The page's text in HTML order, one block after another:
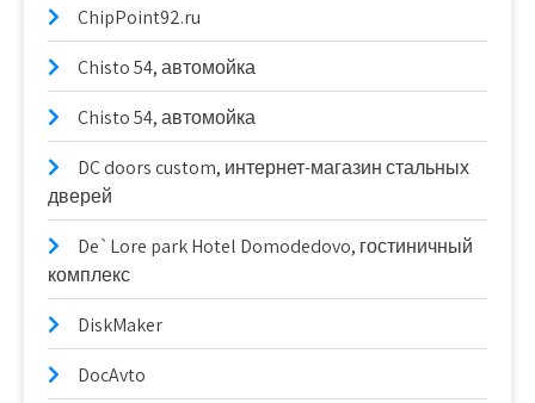
ChipPoint92.ru
Chisto 54, автомойка
Chisto 54, автомойка
DC doors custom, интернет-магазин стальных
дверей
De`Lore park Hotel Domodedovo, гостиничный
комплекс
DiskMaker
DocAvto